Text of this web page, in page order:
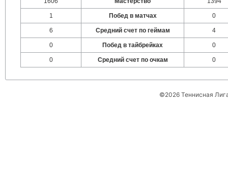
1 Побед в матчах 0
6 Средний счет по геймам 4
0 Побед в тайбрейках 0
0 Средний счет по очкам 0
©2026 Теннисная